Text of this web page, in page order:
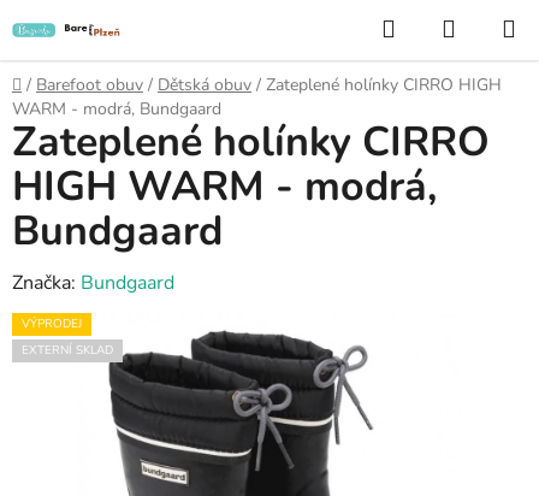
na
obsah
Hledat
KOŠÍK
Domů
/ Barefoot obuv / Dětská obuv / Zateplené holínky CIRRO HIGH
WARM - modrá, Bundgaard
Zateplené holínky CIRRO
HIGH WARM - modrá,
Bundgaard
Značka: Bundgaard
VÝPRODEJ
EXTERNÍ SKLAD